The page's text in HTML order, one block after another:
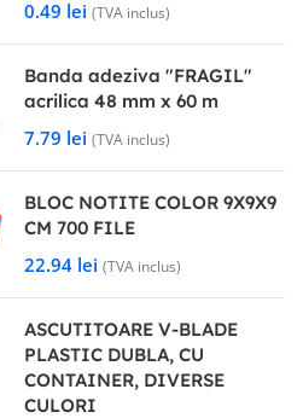
0.49 lei (TVA inclus)
Banda adeziva "FRAGIL"
acrilica 48 mm x 60 m
7.79 lei (TVA inclus)
BLOC NOTITE COLOR 9X9X9
CM 700 FILE
22.94 lei (TVA inclus)
ASCUTITOARE V-BLADE
PLASTIC DUBLA, CU
CONTAINER, DIVERSE
CULORI